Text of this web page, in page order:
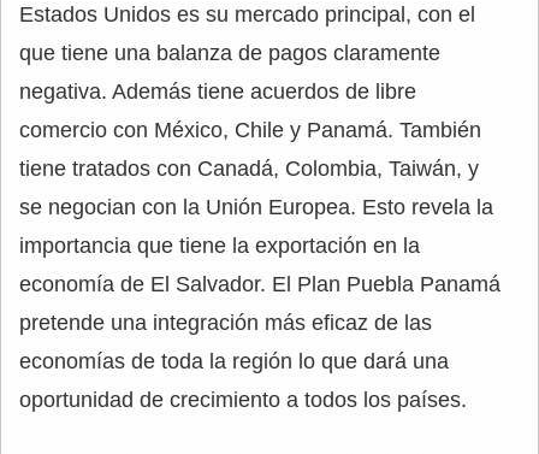
Estados Unidos es su mercado principal, con el
que tiene una balanza de pagos claramente
negativa. Además tiene acuerdos de libre
comercio con México, Chile y Panamá. También
tiene tratados con Canadá, Colombia, Taiwán, y
se negocian con la Unión Europea. Esto revela la
importancia que tiene la exportación en la
economía de El Salvador. El Plan Puebla Panamá
pretende una integración más eficaz de las
economías de toda la región lo que dará una
oportunidad de crecimiento a todos los países.